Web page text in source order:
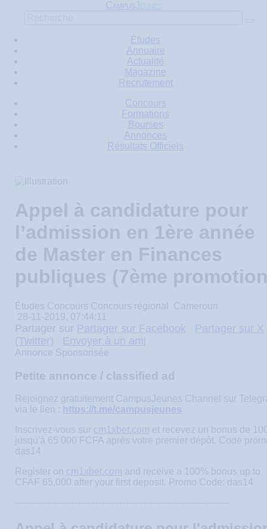
C AMPUS
Études
Annuaire
Actualité
Magazine
Recrutement
Concours
Formations
Bourses
Annonces
Résultats Officiels
Appel à candidature pour
l’admission en 1ère année
de Master en Finances
publiques (7ème
Études Concours Concours régional
Cameroun
28-11-2019, 07:44:11
Partager sur Partager sur Facebook
Partager sur X
(Twitter)
Envoyer à un ami
Annonce Sponsorisée
Petite annonce / classified ad
Rejoignez gratuitement CampusJeunes Channel sur
via le lien : https://t.me/campusjeunes
Inscrivez-vous sur cm1xbet.com et recevez un bonus de
jusqu'à 65 000 FCFA après votre premier dépôt. Code
das14
Register on cm1xbet.com and receive a 100% bonus up to
CFAF 65,000 after your first deposit. Promo Code: das14
------------------------------------------------------------------------